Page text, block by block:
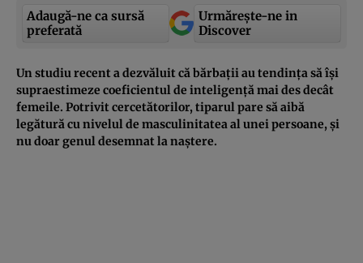
Adaugă-ne ca sursă
preferată
Urmărește-ne in
Discover
Un studiu recent a dezvăluit că bărbații au tendința să își
supraestimeze coeficientul de inteligență mai des decât
femeile. Potrivit cercetătorilor, tiparul pare să aibă
legătură cu nivelulde masculinitatea al unei persoane, și
nu doar genul desemnat la naștere.